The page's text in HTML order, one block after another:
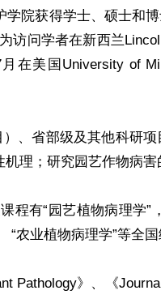
获得学士、硕士和
访问学者在新西兰
在美国University of
省部级及其他科研项
理；研究园艺作物病害
有“园艺植物病理学”
“农业植物病理学”等全国
》、《